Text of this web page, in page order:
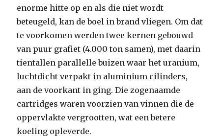
enorme hitte op en als die niet wordt
beteugeld, kan de boel in brand vliegen. Om dat
te voorkomen werden twee kernen gebouwd
van puur grafiet (4.000 ton samen), met daarin
tientallen parallelle buizen waar het uranium,
luchtdicht verpakt in aluminium cilinders,
aan de voorkant in ging. Die zogenaamde
cartridges waren voorzien van vinnen die de
oppervlakte vergrootten, wat een betere
koeling opleverde.